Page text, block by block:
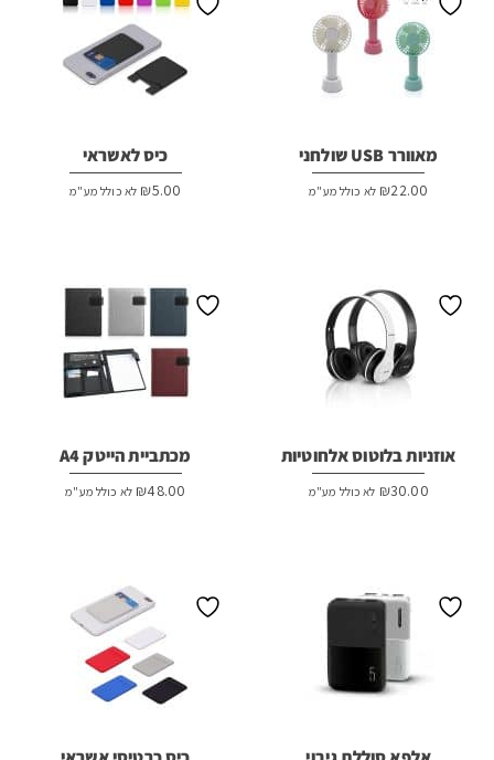
מאוורר USB שולחני
₪22.00 לא כולל מע"מ
כיס לאשראי
₪5.00 לא כולל מע"מ
אוזניות בלוטוס אלחוטיות
₪30.00 לא כולל מע"מ
מכתביית הייטק A4
₪48.00 לא כולל מע"מ